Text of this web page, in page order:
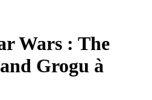
Wars : The
Grogu à